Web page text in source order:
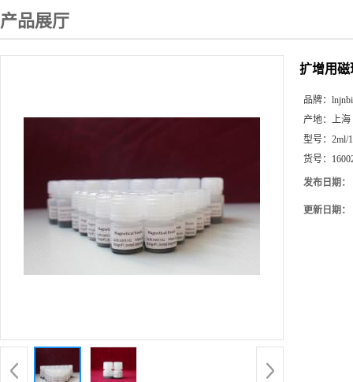
产品展厅
扩增用磁
品牌：
产地： 上海
型号： 2ml/
货号：
发布日期：
更新日期：